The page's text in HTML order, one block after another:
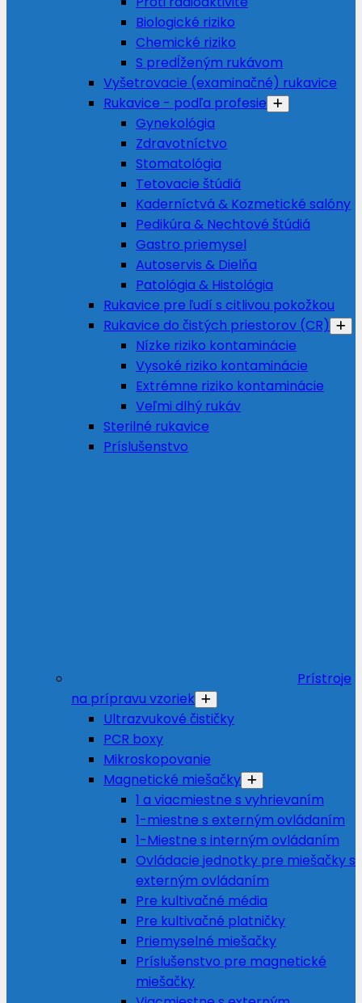
Biologické riziko
Chemické riziko
S predĺženým rukávom
Vyšetrovacie (examinačné) rukavice
Rukavice - podľa profesie
Gynekológia
Zdravotníctvo
Stomatológia
Tetovacie štúdiá
Kaderníctvá & Kozmetické salóny
Pedikúra & Nechtové štúdiá
Gastro priemysel
Autoservis & Dielňa
Patológia & Histológia
Rukavice pre ľudí s citlivou pokožkou
Rukavice do čistých priestorov (CR)
Nízke riziko kontaminácie
Vysoké riziko kontaminácie
Extrémne riziko kontaminácie
Veľmi dlhý rukáv
Sterilné rukavice
Príslušenstvo
Prístroje
na prípravu vzoriek
Ultrazvukové čističky
PCR boxy
Mikroskopovanie
Magnetické miešačky
1 a viacmiestne s vyhrievaním
1-miestne s externým ovládaním
1-Miestne s interným ovládaním
Ovládacie jednotky pre miešačky s
externým ovládaním
Pre kultivačné média
Pre kultivačné platničky
Priemyselné miešačky
Príslušenstvo pre magnetické
miešačky